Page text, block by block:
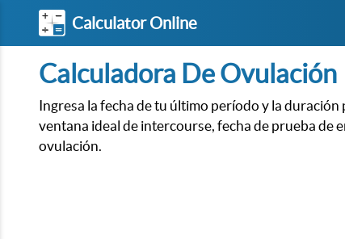
Calculator Online
Calculadora De Ovulación
Ingresa la fecha de tu último período y la
ventana ideal de intercourse, fecha de prueba de
ovulación.